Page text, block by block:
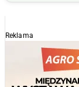
Reklama